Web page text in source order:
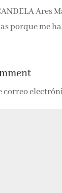
Ares
porque me
correo